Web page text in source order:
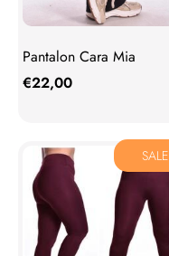
Pantalon Cara Mia
€22,00
SALE